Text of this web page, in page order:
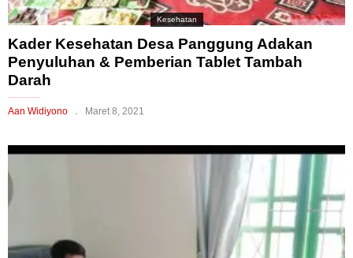
Kesehatan
Kader Kesehatan Desa Panggung Adakan
Penyuluhan & Pemberian Tablet Tambah
Darah
Aan Widiyono Maret 8, 2021